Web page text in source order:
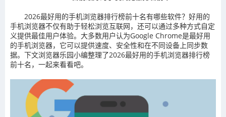
2026最好用的手机浏览器排行榜前十名有哪些软件？好用的
手机浏览器不仅有助于轻松浏览互联网，还可以通过多种方式自定
义提供最佳用户体验。大多数用户认为Google Chrome是最好用
的手机浏览器，它可以提供速度、安全性和在不同设备上同步数
据。下文浏览器乐园小编整理了2026最好用的手机浏览器排行榜
前十名，一起来看看吧。